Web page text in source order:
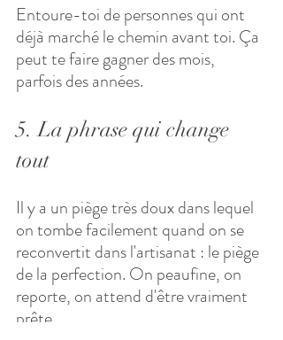
Entoure-toi de personnes qui ont
déjà marché le chemin avant toi. Ça
peut te faire gagner des mois,
parfois des années.
5. La phrase qui change
tout
Il y a un piège très doux dans lequel
on tombe facilement quand on se
reconvertit dans l'artisanat : le piège
de la perfection. On peaufine, on
reporte, on attend d'être vraiment
prête.